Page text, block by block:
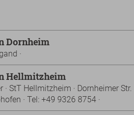
Dornheim
·
Hellmitzheim
· StT Hellmitzheim · Dornheimer Str.
· Tel: +49 9326 8754 ·